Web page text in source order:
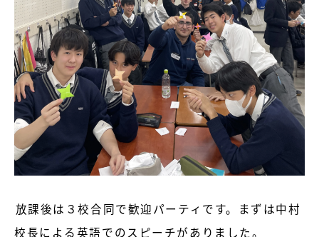
放課後は３校合同で歓迎パーティです。まずは中村
校長による英語でのスピーチがありました。